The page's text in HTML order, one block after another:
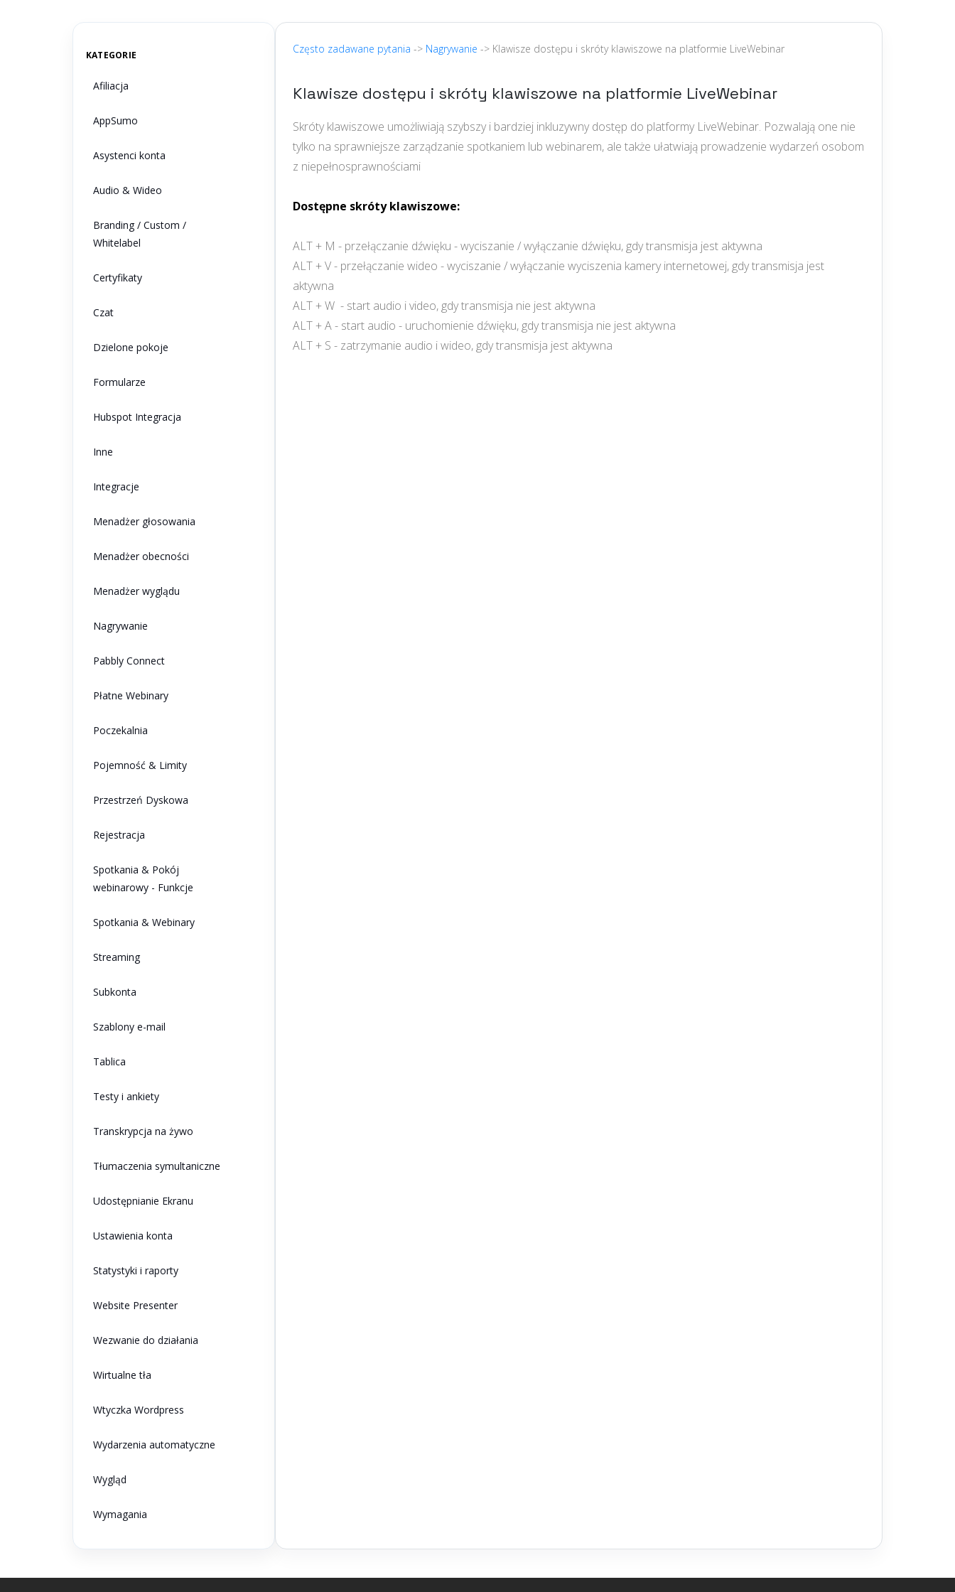
znaleźć
KATEGORIE
Afiliacja
AppSumo
Asystenci konta
Audio & Wideo
Branding / Custom /
Whitelabel
Certyfikaty
Czat
Dzielone pokoje
Formularze
Hubspot Integracja
Inne
Integracje
Menadżer głosowania
Menadżer obecności
Menadżer wyglądu
Nagrywanie
Pabbly Connect
Płatne Webinary
Poczekalnia
Pojemność & Limity
Przestrzeń Dyskowa
Rejestracja
Spotkania & Pokój
webinarowy - Funkcje
Spotkania & Webinary
Streaming
Subkonta
Szablony e-mail
Tablica
Testy i ankiety
Transkrypcja na żywo
Tłumaczenia symultaniczne
Udostępnianie Ekranu
Ustawienia konta
Statystyki i raporty
Website Presenter
Wezwanie do działania
Wirtualne tła
Wtyczka Wordpress
Wydarzenia automatyczne
Wygląd
Wymagania
Często zadawane pytania -> Nagrywanie -> Klawisze dostępu i skróty klawiszowe na platformie LiveWebinar
Klawisze dostępu i skróty klawiszowe na platformie LiveWebinar
Skróty klawiszowe umożliwiają szybszy i bardziej inkluzywny dostęp do platformy LiveWebinar. Pozwalają one nie
tylko na sprawniejsze zarządzanie spotkaniem lub webinarem, ale także ułatwiają prowadzenie wydarzeń osobom
z niepełnosprawnościami
Dostępne skróty klawiszowe:
ALT + M - przełączanie dźwięku - wyciszanie / wyłączanie dźwięku, gdy transmisja jest aktywna
ALT + V - przełączanie wideo - wyciszanie / wyłączanie wyciszenia kamery internetowej, gdy transmisja jest
aktywna
ALT + W - start audio i video, gdy transmisja nie jest aktywna
ALT + A - start audio - uruchomienie dźwięku, gdy transmisja nie jest aktywna
ALT + S - zatrzymanie audio i wideo, gdy transmisja jest aktywna